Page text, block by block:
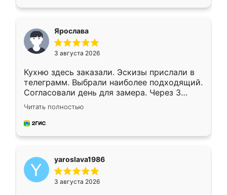
Ярослава
3 августа 2026
Кухню здесь заказали. Эскизы прислали в
телеграмм. Выбрали наиболее подходящий.
Согласовали день для замера. Через 3
недели кухня была уже готова. Остались
довольны работой. Спасибо Ренессанс
мебель за качественную работу!
Читать полностью
yaroslava1986
3 августа 2026